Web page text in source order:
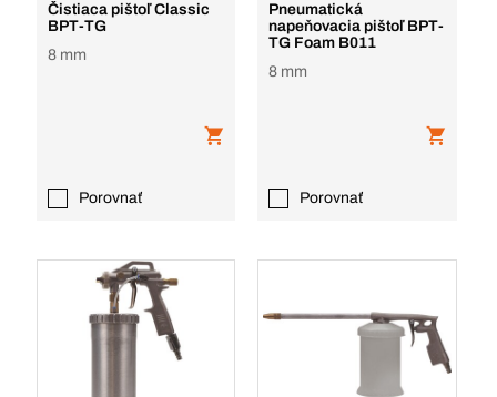
Čistiaca pištoľ Classic
BPT-TG
8 mm
Porovnať
Pneumatická
napeňovacia pištoľ BPT-
TG Foam B011
8 mm
Porovnať